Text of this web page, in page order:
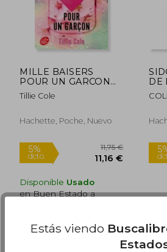
5,95 €
MILLE BAISERS
POUR UN GARCON
(en Francés)
Tillie Cole
Hachette, Poche, Nuevo
Disponible Usado
en Buen Estado a
DE
Estás viendo